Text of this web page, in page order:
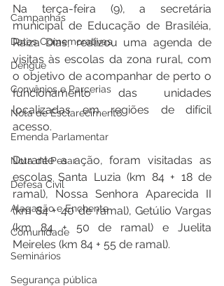
Campanhas
Datas Comemorativas
Dengue
Convênios e Parcerias
Nota de Esclarecimento
Emenda Parlamentar
Nota de Pesar
Defesa Civil
Alagação e Enchente
Comunidade
Seminários
Segurança pública
Na terça-feira (9), a secretária
municipal de Educação de Brasiléia,
Raiza Dias, realizou uma agenda de
visitas às escolas da zona rural, com
o objetivo de acompanhar de perto o
funcionamento das unidades
localizadas em regiões de difícil
acesso.
Durante a ação, foram visitadas as
escolas Santa Luzia (km 84 + 18 de
ramal), Nossa Senhora Aparecida II
(km 84 + 40 de ramal), Getúlio Vargas
(km 84 + 50 de ramal) e Juelita
Meireles (km 84 + 55 de ramal).